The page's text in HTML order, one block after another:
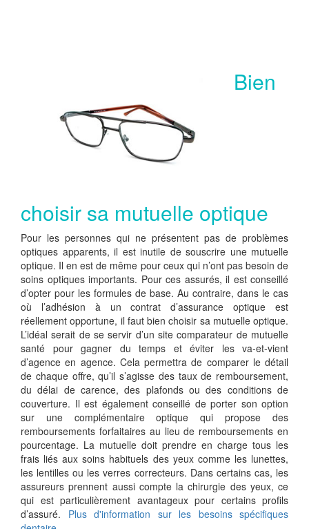
Bien
choisir sa mutuelle optique
Pour les personnes qui ne présentent pas de problèmes
optiques apparents, il est inutile de souscrire une mutuelle
optique. Il en est de même pour ceux qui n’ont pas besoin de
soins optiques importants. Pour ces assurés, il est conseillé
d’opter pour les formules de base. Au contraire, dans le cas
où l’adhésion à un contrat d’assurance optique est
réellement opportune, il faut bien choisir sa mutuelle optique.
L’idéal serait de se servir d’un site comparateur de mutuelle
santé pour gagner du temps et éviter les va-et-vient
d’agence en agence. Cela permettra de comparer le détail
de chaque offre, qu’il s’agisse des taux de remboursement,
du délai de carence, des plafonds ou des conditions de
couverture. Il est également conseillé de porter son option
sur une complémentaire optique qui propose des
remboursements forfaitaires au lieu de remboursements en
pourcentage. La mutuelle doit prendre en charge tous les
frais liés aux soins habituels des yeux comme les lunettes,
les lentilles ou les verres correcteurs. Dans certains cas, les
assureurs prennent aussi compte la chirurgie des yeux, ce
qui est particulièrement avantageux pour certains profils
d’assuré. Plus d'information sur les besoins spécifiques